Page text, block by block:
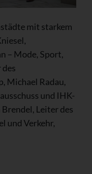
mit starkem
– Mode, Sport,
Michael Radau,
und IHK-
Leiter des
und Verkehr,